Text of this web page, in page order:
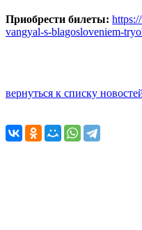
Приобрести билеты:
vangyal-s-blagosloveniem-
вернуться к списку